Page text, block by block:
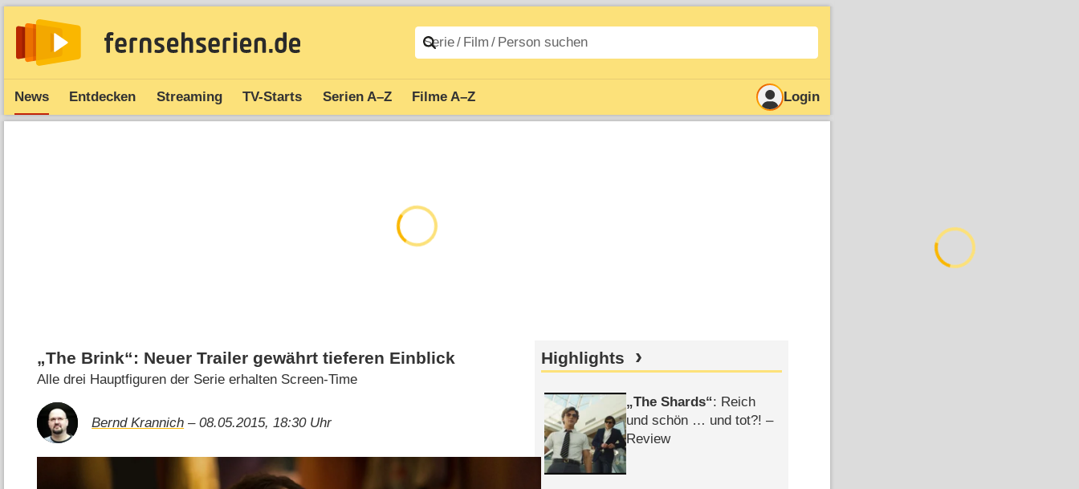
News Entdecken Streaming TV-Starts Serien A–Z Filme A–Z Login
„The Brink“: Neuer Trailer gewährt tieferen Einblick
Alle drei Hauptfiguren der Serie erhalten Screen-Time
Bernd Krannich – 08.05.2015, 18:30 Uhr
Highlights
The Shards : Reich
und schön … und tot?! –
Review